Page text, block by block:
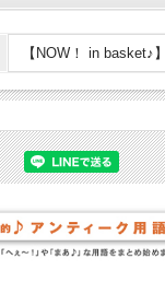
【NOW！ in basket♪】